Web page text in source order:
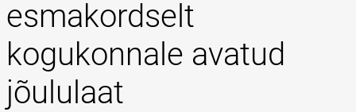
esmakordselt
kogukonnale avatud
jõululaat